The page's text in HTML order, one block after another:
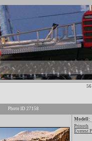
56
Photo ID 27158
Modell:
Prinoth
Everest